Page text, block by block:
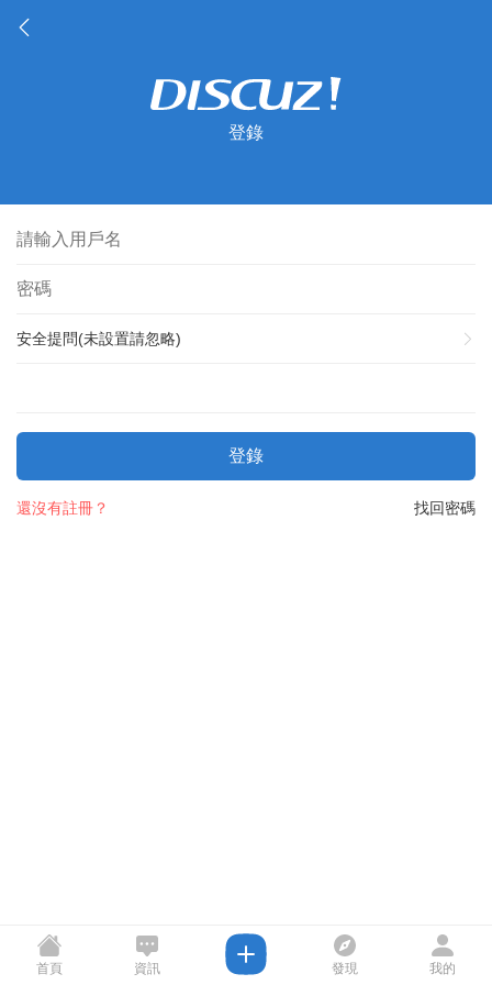
登錄
安全提問(未設置請忽略)
登錄
找回密碼
還沒有註冊？
首頁 資訊 發現 我的